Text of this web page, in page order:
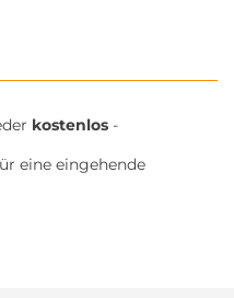
kostenlos -
eine eingehende